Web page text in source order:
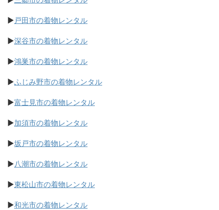
▶戸田市の着物レンタル
▶深谷市の着物レンタル
▶鴻巣市の着物レンタル
▶ふじみ野市の着物レンタル
▶富士見市の着物レンタル
▶加須市の着物レンタル
▶坂戸市の着物レンタル
▶八潮市の着物レンタル
▶東松山市の着物レンタル
▶和光市の着物レンタル